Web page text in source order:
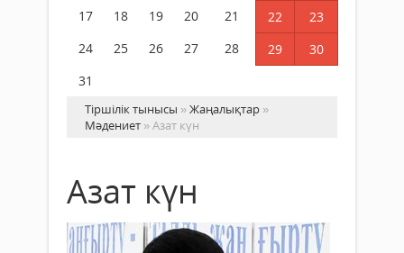
17
18 19 20 21 22
23
24
25 26 27 28 29
30
31
Тіршілік тынысы »Жаңалықтар »
Мәдениет » Азат күн
Азат күн